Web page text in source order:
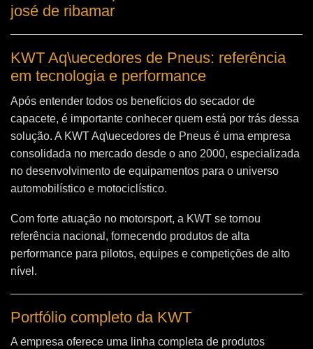
josé de ribamar
KWT Aq\uecedores de Pneus: referência
em tecnologia e performance
Após entender todos os benefícios do secador de
capacete, é importante conhecer quem está por trás dessa
solução. A KWT Aq\uecedores de Pneus é uma empresa
consolidada no mercado desde o ano 2000, especializada
no desenvolvimento de equipamentos para o universo
automobilístico e motociclístico.
Com forte atuação no motorsport, a KWT se tornou
referência nacional, fornecendo produtos de alta
performance para pilotos, equipes e competições de alto
nível.
Portfólio completo da KWT
A empresa oferece uma linha completa de produtos